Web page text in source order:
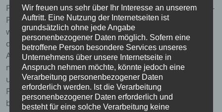
PRO-MUSICA-Plakette ausgezeichnet. Die PRO-MUSICA-
Plakette -vom Amt des Bundespräsidenten gestiftet-
wurde im Auftrag des hessischen Ministerpräsidenten
durch Landrat Stefan Reuß übergeben. Diese
Auszeichnung wird nur Ensembles verliehen, die seit
mindestens 100 Jahren nachweislich und
ununterbrochen bestehen. Nur sehr wenige
Posaunenchöre in unserer Region haben diese
besondere Auszeichnung bisher erhalten.
Wir freuen uns sehr über Ihr Interesse an unserem
Auftritt. Eine Nutzung der Internetseiten ist
grundsätzlich ohne jede Angabe
personenbezogener Daten möglich. Sofern eine
betroffene Person besondere Services unseres
Unternehmens über unsere Internetseite in
Anspruch nehmen möchte, könnte jedoch eine
Verarbeitung personenbezogener Daten
erforderlich werden. Ist die Verarbeitung
personenbezogener Daten erforderlich und
besteht für eine solche Verarbeitung keine